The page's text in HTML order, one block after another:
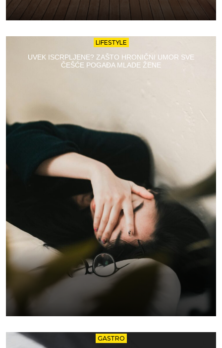
LIFESTYLE
UVEK ISCRPLJENE? ZAŠTO HRONIČNI UMOR SVE
ČEŠĆE POGAĐA MLADE ŽENE
GASTRO